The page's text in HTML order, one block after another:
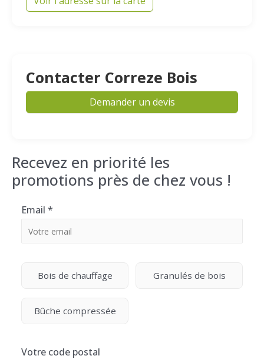
Contacter Correze Bois
Demander un devis
Recevez en priorité les
promotions près de chez vous !
Email *
Bois de chauffage Granulés de bois
Bûche compressée
Votre code postal